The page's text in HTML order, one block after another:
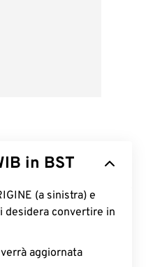
in BST
(a sinistra) e
desidera convertire in
aggiornata